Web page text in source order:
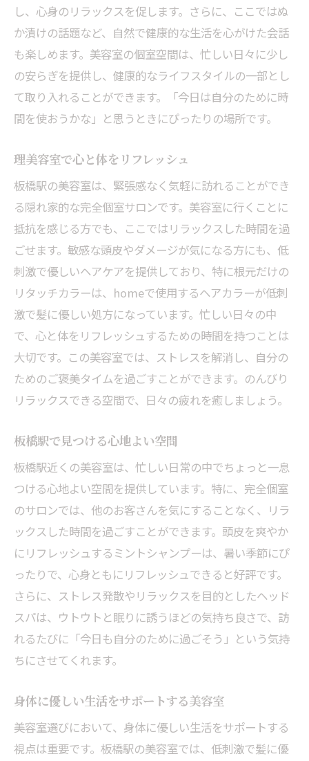
心地よいヘッドスパでリラックス
忙しい日々にご褒美タイム板橋駅の個室美容室
でほっと一息
板橋駅で楽しむリラックスタイム
自分へのご褒美を楽しむ美容習慣
美容室で心からリラックスするコツ
癒しの時間を板橋駅で体験
板橋駅の隠れ家美容室で気軽にリラックス身体
に優しい生活を提案
隠れ家美容室の魅力とは
板橋駅でのリラックス方法とその効果
身体に優しい生活を支える美容室
気軽に通える美容室の選び方
隠れ家美容室での過ごし方
日常に取り入れる美容習慣の提案
の新しい習慣
美容室でのリラックスタイムの過ごし方
板橋駅での新しい美容習慣の提案
心からリラックスする美容室の選び方
板橋駅でのんびりと過ごすためのヒント
新しい習慣を取り入れる美容室利用法
心地よい美容室での体験を大切に
し、心身のリラックスを促します。さらに、ここではぬ
か漬けの話題など、自然で健康的な生活を心がけた会話
も楽しめます。美容室の個室空間は、忙しい日々に少し
の安らぎを提供し、健康的なライフスタイルの一部とし
て取り入れることができます。「今日は自分のために時
間を使おうかな」と思うときにぴったりの場所です。
理美容室で心と体をリフレッシュ
板橋駅の美容室は、緊張感なく気軽に訪れることができ
る隠れ家的な完全個室サロンです。美容室に行くことに
抵抗を感じる方でも、ここではリラックスした時間を過
ごせます。敏感な頭皮やダメージが気になる方にも、低
刺激で優しいヘアケアを提供しており、特に根元だけの
リタッチカラーは、homeで使用するヘアカラーが低刺
激で髪に優しい処方になっています。忙しい日々の中
で、心と体をリフレッシュするための時間を持つことは
大切です。この美容室では、ストレスを解消し、自分の
ためのご褒美タイムを過ごすことができます。のんびり
リラックスできる空間で、日々の疲れを癒しましょう。
板橋駅で見つける心地よい空間
板橋駅近くの美容室は、忙しい日常の中でちょっと一息
つける心地よい空間を提供しています。特に、完全個室
のサロンでは、他のお客さんを気にすることなく、リラ
ックスした時間を過ごすことができます。頭皮を爽やか
にリフレッシュするミントシャンプーは、暑い季節にぴ
ったりで、心身ともにリフレッシュできると好評です。
さらに、ストレス発散やリラックスを目的としたヘッド
スパは、ウトウトと眠りに誘うほどの気持ち良さで、訪
れるたびに「今日も自分のために過ごそう」という気持
ちにさせてくれます。
身体に優しい生活をサポートする美容室
美容室選びにおいて、身体に優しい生活をサポートする
視点は重要です。板橋駅の美容室では、低刺激で髪に優